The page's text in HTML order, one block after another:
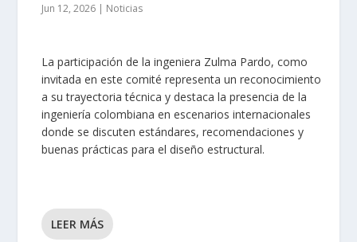
Jun 12, 2026 | Noticias
La participación de la ingeniera Zulma Pardo, como
invitada en este comité representa un reconocimiento
a su trayectoria técnica y destaca la presencia de la
ingeniería colombiana en escenarios internacionales
donde se discuten estándares, recomendaciones y
buenas prácticas para el diseño estructural.
LEER MÁS